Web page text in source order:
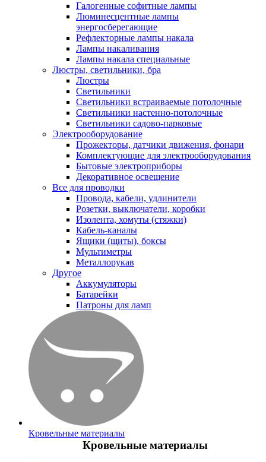
Галогенные софитные лампы
Люминесцентные лампы
энергосберегающие
Рефлекторные лампы накала
Лампы накаливания
Лампы накала специальные
Люстры, светильники, бра
Люстры
Светильники
Светильники встраиваемые потолочные
Светильники настенно-потолочные
Светильники садово-парковые
Электрооборудование
Прожекторы, датчики движения, фонари
Комплектующие для электрооборудования
Бытовые электроприборы
Декоративное освещение
Все для проводки
Провода, кабели, удлинители
Розетки, выключатели, коробки
Изолента, хомуты (стяжки)
Кабель-каналы
Ящики (щиты), боксы
Мультиметры
Металлорукав
Другое
Аккумуляторы
Батарейки
Патроны для ламп
Кровельные материалы
Кровельные материалы